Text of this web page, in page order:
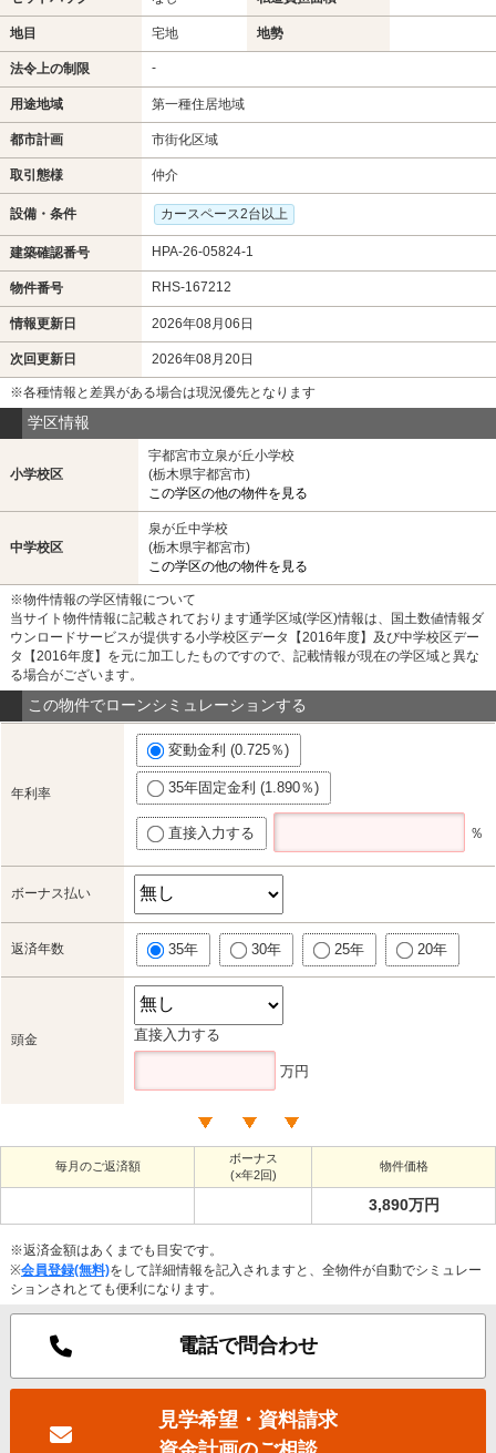
地目 宅地 地勢
法令上の制限 -
用途地域 第一種住居地域
都市計画 市街化区域
取引態様 仲介
設備・条件 カースペース2台以上
建築確認番号 HPA-26-05824-1
物件番号 RHS-167212
情報更新日 2026年08月06日
次回更新日 2026年08月20日
※各種情報と差異がある場合は現況優先となります
学区情報
小学校区
宇都宮市立泉が丘小学校
(栃木県宇都宮市)
この学区の他の物件を見る
中学校区
泉が丘中学校
(栃木県宇都宮市)
この学区の他の物件を見る
※物件情報の学区情報について
当サイト物件情報に記載されております通学区域(学区)情報は、国土数値情報ダ
ウンロードサービスが提供する小学校区データ【2016年度】及び中学校区デー
タ【2016年度】を元に加工したものですので、記載情報が現在の学区域と異な
る場合がございます。
この物件でローンシミュレーションする
年利率
変動金利 (0.725％)
35年固定金利 (1.890％)
直接入力する ％
ボーナス払い
返済年数 35年 30年 25年 20年
頭金 直接入力する
万円
毎月のご返済額
ボーナス
(×年2回)
物件価格
3,890万円
※返済金額はあくまでも目安です。
※会員登録(無料)をして詳細情報を記入されますと、全物件が自動でシミュレー
ションされとても便利になります。
電話で問合わせ
見学希望・資料請求